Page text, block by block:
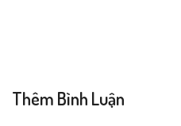
Thêm Bình Luận